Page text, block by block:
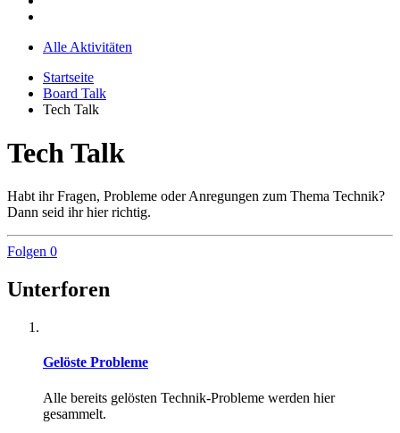
Alle Aktivitäten
Startseite
Board Talk
Tech Talk
Tech Talk
Habt ihr Fragen, Probleme oder Anregungen zum Thema Technik?
Dann seid ihr hier richtig.
Folgen 0
Unterforen
Gelöste Probleme
Alle bereits gelösten Technik-Probleme werden hier
gesammelt.